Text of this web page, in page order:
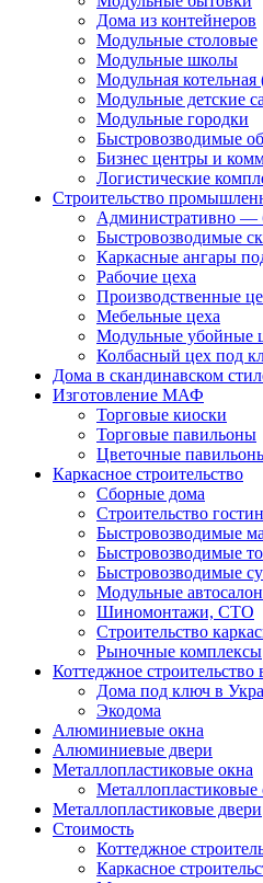
Дома из контейнеров
Модульные столовые
Модульные школы
Модульная
Модульные детские
Модульные городки
Быстровозводимые
Бизнес центры и
Логистические
Строительство
Административно —
Быстровозводимые
Каркасные ангары
Рабочие цеха
Производственные
Мебельные цеха
Модульные убойные
Колбасный цех под
Дома в скандинавском
Изготовление МАФ
Торговые киоски
Торговые павильоны
Цветочные
Каркасное строительство
Сборные дома
Строительство
Быстровозводимые
Быстровозводимые
Быстровозводимые
Модульные
Шиномонтажи, СТО
Строительство
Рыночные комплексы
Коттеджное строительство
Дома под ключ в
Экодома
Алюминиевые окна
Алюминиевые двери
Металлопластиковые окна
Металлопластиковые двери
Стоимость
Коттеджное
Каркасное